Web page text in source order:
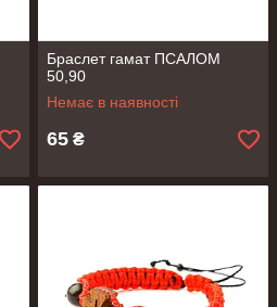
Браслет гамат ПСАЛОМ
50,90
Немає в наявності
65 ₴